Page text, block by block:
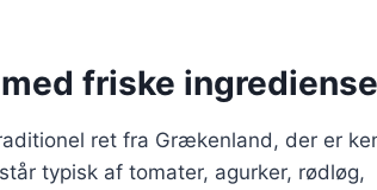
friske
ret fra Grækenland, der er
typisk af tomater, agurker, rødløg,